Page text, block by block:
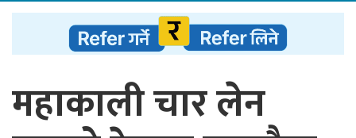
महाकाली चार लेन